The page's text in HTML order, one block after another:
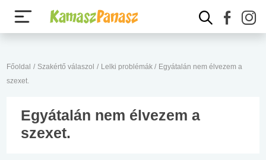
Főoldal / Szakértő válaszol / Lelki problémák / Egyátalán nem élvezem a
szexet.
Egyátalán nem élvezem a
szexet.